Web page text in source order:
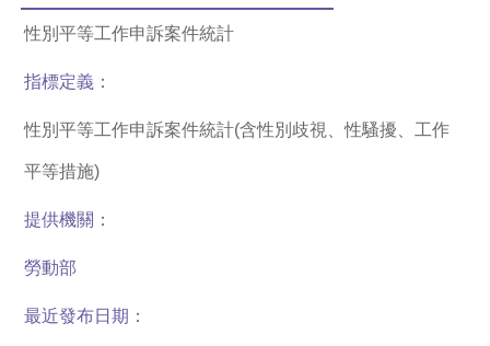
性別平等工作申訴案件統計
指標定義：
性別平等工作申訴案件統計(含性別歧視、性騷擾、工作
平等措施)
提供機關：
勞動部
最近發布日期：